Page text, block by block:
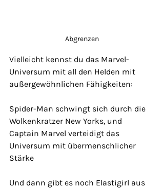
Abgrenzen
Vielleicht kennst du das Marvel-
Universum mit all den Helden mit
außergewöhnlichen Fähigkeiten:
Spider-Man schwingt sich durch die
Wolkenkratzer New Yorks, und
Captain Marvel verteidigt das
Universum mit übermenschlicher
Stärke
Und dann gibt es noch Elastigirl aus